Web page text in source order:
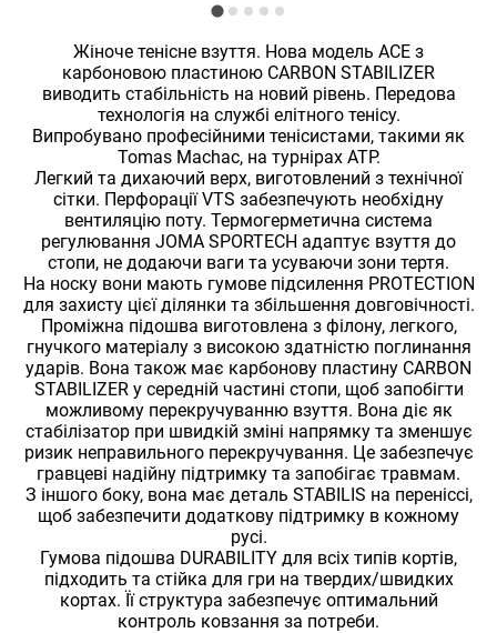
Жіноче тенісне взуття. Нова модель ACE з
карбоновою пластиною CARBON STABILIZER
виводить стабільність на новий рівень. Передова
технологія на службі елітного тенісу.
Випробувано професійними тенісистами, такими як
Tomas Machac, на турнірах ATP.
Легкий та дихаючий верх, виготовлений з технічної
сітки. Перфорації VTS забезпечують необхідну
вентиляцію поту. Термогерметична система
регулювання JOMA SPORTECH адаптує взуття до
стопи, не додаючи ваги та усуваючи зони тертя.
На носку вони мають гумове підсилення PROTECTION
для захисту цієї ділянки та збільшення довговічності.
Проміжна підошва виготовлена ​​з філону, легкого,
гнучкого матеріалу з високою здатністю поглинання
ударів. Вона також має карбонову пластину CARBON
STABILIZER у середній частині стопи, щоб запобігти
можливому перекручуванню взуття. Вона діє як
стабілізатор при швидкій зміні напрямку та зменшує
ризик неправильного перекручування. Це забезпечує
гравцеві надійну підтримку та запобігає травмам.
З іншого боку, вона має деталь STABILIS на переніссі,
щоб забезпечити додаткову підтримку в кожному
русі.
Гумова підошва DURABILITY для всіх типів кортів,
підходить та стійка для гри на твердих/швидких
кортах. Її структура забезпечує оптимальний
контроль ковзання за потреби.